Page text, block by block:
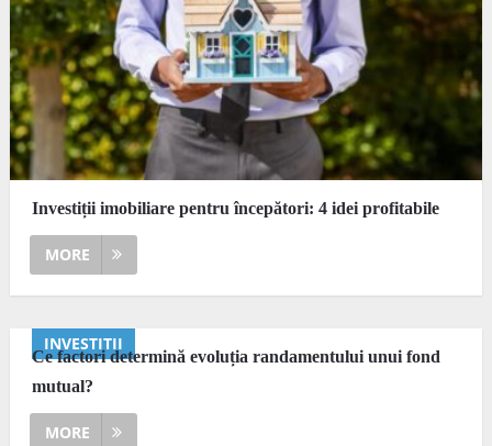
Investiții imobiliare pentru începători: 4 idei profitabile
MORE
INVESTITII
Ce factori determină evoluția randamentului unui fond
mutual?
MORE